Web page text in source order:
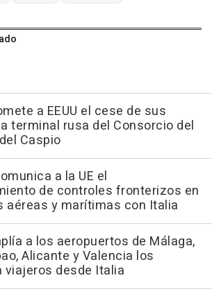
a EEUU el cese de sus
terminal rusa del Consorcio del
Caspio
a la UE el
de controles fronterizos en
aéreas y marítimas con Italia
a los aeropuertos de Málaga,
Alicante y Valencia los
viajeros desde Italia